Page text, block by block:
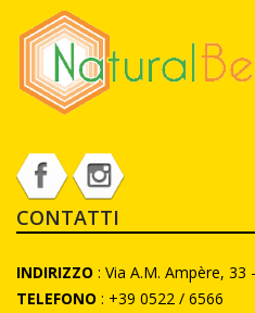
CONTATTI
INDIRIZZO : Via A.M. Ampère, 33
TELEFONO : +39 0522 / 6566